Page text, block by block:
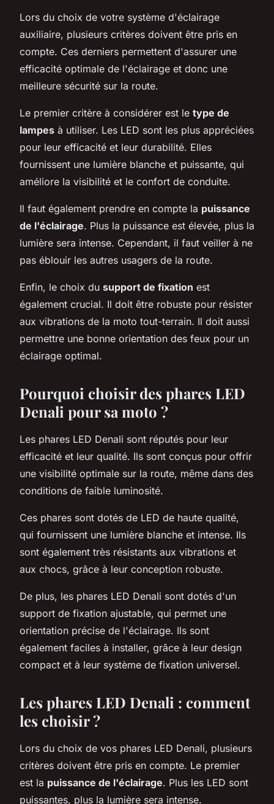
Lors du choix de votre système d'éclairage
auxiliaire, plusieurs critères doivent être pris en
compte. Ces derniers permettent d'assurer une
efficacité optimale de l'éclairage et donc une
meilleure sécurité sur la route.
Le premier critère à considérer est le type de
lampes à utiliser. Les LED sont les plus appréciées
pour leur efficacité et leur durabilité. Elles
fournissent une lumière blanche et puissante, qui
améliore la visibilité et le confort de conduite.
Il faut également prendre en compte la puissance
de l'éclairage. Plus la puissance est élevée, plus la
lumière sera intense. Cependant, il faut veiller à ne
pas éblouir les autres usagers de la route.
Enfin, le choix du support de fixation est
également crucial. Il doit être robuste pour résister
aux vibrations de la moto tout-terrain. Il doit aussi
permettre une bonne orientation des feux pour un
éclairage optimal.
Pourquoi choisir des phares LED
Denali pour sa moto ?
Les phares LED Denali sont réputés pour leur
efficacité et leur qualité. Ils sont conçus pour offrir
une visibilité optimale sur la route, même dans des
conditions de faible luminosité.
Ces phares sont dotés de LED de haute qualité,
qui fournissent une lumière blanche et intense. Ils
sont également très résistants aux vibrations et
aux chocs, grâce à leur conception robuste.
De plus, les phares LED Denali sont dotés d'un
support de fixation ajustable, qui permet une
orientation précise de l'éclairage. Ils sont
également faciles à installer, grâce à leur design
compact et à leur système de fixation universel.
Les phares LED Denali : comment
les choisir ?
Lors du choix de vos phares LED Denali, plusieurs
critères doivent être pris en compte. Le premier
est la puissance de l'éclairage. Plus les LED sont
puissantes, plus la lumière sera intense.